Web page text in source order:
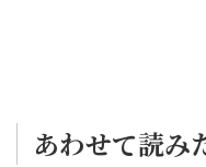
あわせて読み